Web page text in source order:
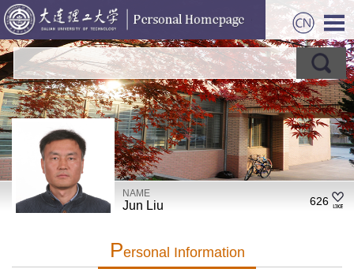
NAME
Jun Liu 626
PErsonal Information